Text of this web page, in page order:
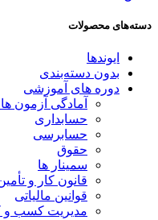
دسته‌های محصولات
ایوندها
بدون دسته‌بندی
دوره های آموزشی
آمادگی آزمون
حسابداری
حسابرسی
حقوق
سمینار ها
قانون کار و
قوانین مالیاتی
مدیریت کسب و